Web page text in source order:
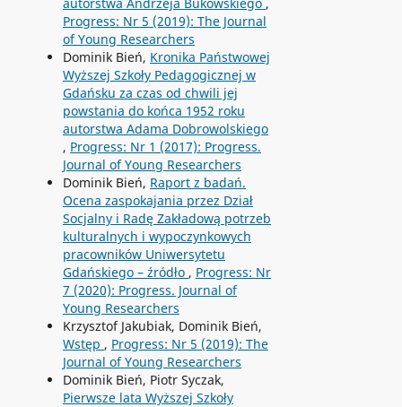
Progress: Nr 5 (2019): The Journal
of Young Researchers
Dominik Bień, Kronika Państwowej
Wyższej Szkoły Pedagogicznej w
Gdańsku za czas od chwili jej
powstania do końca 1952 roku
autorstwa Adama Dobrowolskiego
, Progress: Nr 1 (2017): Progress.
Journal of Young Researchers
Dominik Bień, Raport z badań.
Ocena zaspokajania przez Dział
Socjalny i Radę Zakładową potrzeb
kulturalnych i wypoczynkowych
pracowników Uniwersytetu
Gdańskiego – źródło , Progress: Nr
7 (2020): Progress. Journal of
Young Researchers
Krzysztof Jakubiak, Dominik Bień,
Wstęp , Progress: Nr 5 (2019): The
Journal of Young Researchers
Dominik Bień, Piotr Syczak,
Pierwsze lata Wyższej Szkoły